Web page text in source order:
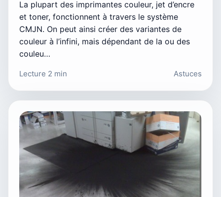
La plupart des imprimantes couleur, jet d’encre
et toner, fonctionnent à travers le système
CMJN. On peut ainsi créer des variantes de
couleur à l’infini, mais dépendant de la ou des
couleu…
Lecture 2 min Astuces